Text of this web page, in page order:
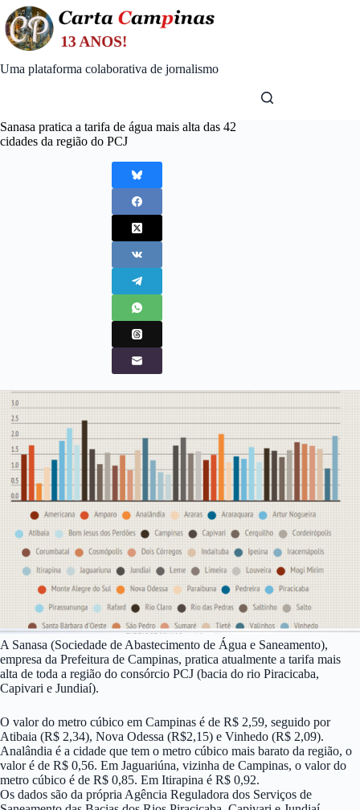
Skip
to
content
Uma plataforma colaborativa de jornalismo
Sanasa pratica a tarifa de água mais alta das 42
cidades da região do PCJ
A Sanasa (Sociedade de Abastecimento de Água e Saneamento),
empresa da Prefeitura de Campinas, pratica atualmente a tarifa mais
alta de toda a região do consórcio PCJ (bacia do rio Piracicaba,
Capivari e Jundiaí).
O valor do metro cúbico em Campinas é de R$ 2,59, seguido por
Atibaia (R$ 2,34), Nova Odessa (R$2,15) e Vinhedo (R$ 2,09).
Analândia é a cidade que tem o metro cúbico mais barato da região, o
valor é de R$ 0,56. Em Jaguariúna, vizinha de Campinas, o valor do
metro cúbico é de R$ 0,85. Em Itirapina é R$ 0,92.
Os dados são da própria Agência Reguladora dos Serviços de